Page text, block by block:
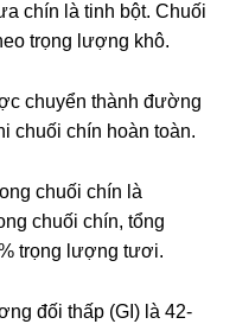
chín là tinh bột. Chuối
trọng lượng khô.
chuyển thành đường
chuối chín hoàn toàn.
chuối chín là
chuối chín, tổng
trọng lượng tươi.
đối thấp (GI) là 42-